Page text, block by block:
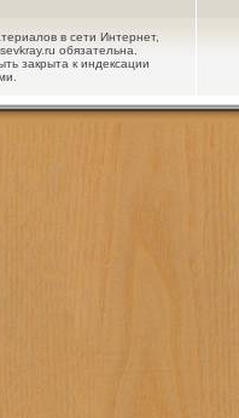
в сети Интернет,
обязательна.
закрыта к индексации